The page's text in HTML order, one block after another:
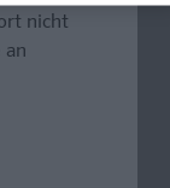
nicht
an